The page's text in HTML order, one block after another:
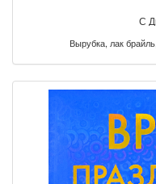
С
Вырубка, лак